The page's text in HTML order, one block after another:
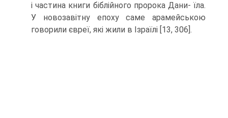
і частина книги біблійного пророка Дани- їла.
У новозавітну епоху саме арамейською
говорили євреї, які жили в Ізраїлі [13, 306].